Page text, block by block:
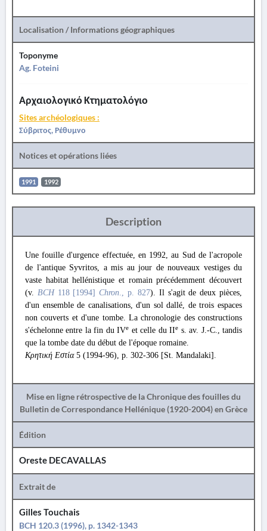
Localisation / Informations géographiques
Toponyme
Ag. Foteini
Αρχαιολογικό Κτηματολόγιο
Sites archéologiques :
Σύβριτος, Ρέθυμνο
Notices et opérations liées
1991 1992
Description
Une fouille d'urgence effectuée, en 1992, au Sud de l'acropole
de l'antique Syvritos, a mis au jour de nouveaux vestiges du
vaste habitat hellénistique et romain précédemment découvert
(v. BCH 118 [1994]Chron., p. 827). Il s'agit de deux pièces,
d'un ensemble de canalisations, d'un sol dallé, de trois espaces
non couverts et d'une tombe. La chronologie des constructions
s'échelonne entre la fin du IVe et celle du IIe s. av. J.-C., tandis
que la tombe date du début de l'époque romaine.
Κρητική Εστία5 (1994-96), p. 302-306 [St. Mandalaki].
Mise en ligne rétrospective de la Chronique des fouilles du
Bulletin de Correspondance Hellénique (1920-2004) en Grèce
Édition
Oreste DECAVALLAS
Extrait de
Gilles Touchais
BCH 120.3 (1996), p. 1342-1343